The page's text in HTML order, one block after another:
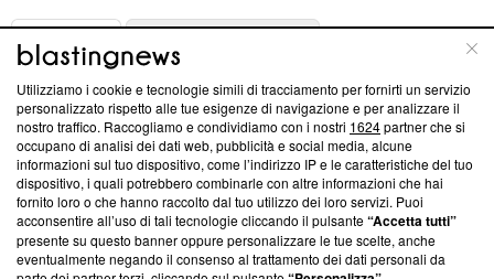
ABOUT
Questa sezione offre informazioni trasparenti su Blasting
News, sui nostri processi editoriali e su come ci impegniamo a
creare news di qualità. Inoltre, afferma la nostra aderenza a
‘Trust Project - News with Integrity’Blasting News non è
ancora membro del programma, ma ha richiesto di farne
parte; Trust Project non ha ancora effettuato una verifica di
conformità agli standard.
Utilizziamo i cookie e tecnologie simili di tracciamento per fornirti un servizio
personalizzato rispetto alle tue esigenze di navigazione e per analizzare il
nostro traffico. Raccogliamo e condividiamo con i nostri 1624partner che si
occupano di analisi dei dati web, pubblicità e social media, alcune
informazioni sul tuo dispositivo, come l’indirizzo IP e le caratteristiche del tuo
dispositivo, i quali potrebbero combinarle con altre informazioni che hai
fornito loro o che hanno raccolto dal tuo utilizzo dei loro servizi. Puoi
acconsentire all’uso di tali tecnologie cliccando il pulsante“Accetta tutti”
presente su questo banner oppure personalizzare le tue scelte, anche
eventualmente negando il consenso al trattamento dei dati personali da